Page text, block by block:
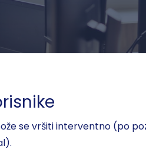
se vršiti interventno (po